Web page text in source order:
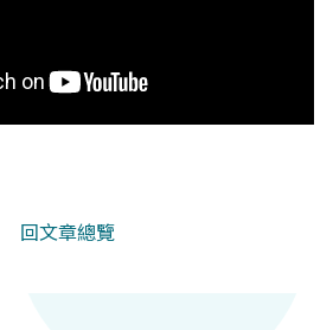
回文章總覽